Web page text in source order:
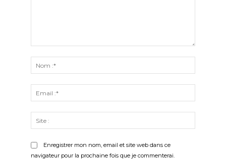
:*
:*
:
Enregistrer mon nom, email et site web dans ce
navigateur pour la prochaine fois que je commenterai.